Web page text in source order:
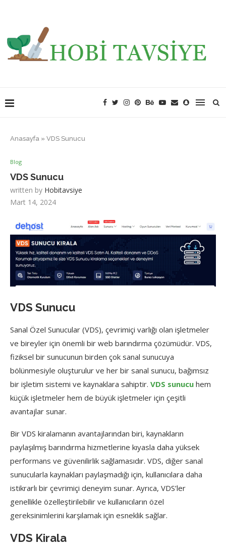
Anasayfa » VDS Sunucu
Blog
VDS Sunucu
written by Hobitavsiye
Mart 14, 2024
VDS Sunucu
Sanal Özel Sunucular (VDS), çevrimiçi varlığı olan işletmeler
ve bireyler için önemli bir web barındırma çözümüdür. VDS,
fiziksel bir sunucunun birden çok sanal sunucuya
bölünmesiyle oluşturulur ve her bir sanal sunucu, bağımsız
bir işletim sistemi ve kaynaklara sahiptir. VDS sunucu hem
küçük işletmeler hem de büyük işletmeler için çeşitli
avantajlar sunar.
Bir VDS kiralamanın avantajlarından biri, kaynakların
paylaşılmış barındırma hizmetlerine kıyasla daha yüksek
performans ve güvenilirlik sağlamasıdır. VDS, diğer sanal
sunucularla kaynakları paylaşmadığı için, kullanıcılara daha
istikrarlı bir çevrimiçi deneyim sunar. Ayrıca, VDS’ler
genellikle özelleştirilebilir ve kullanıcıların özel
gereksinimlerini karşılamak için esneklik sağlar.
VDS Kirala